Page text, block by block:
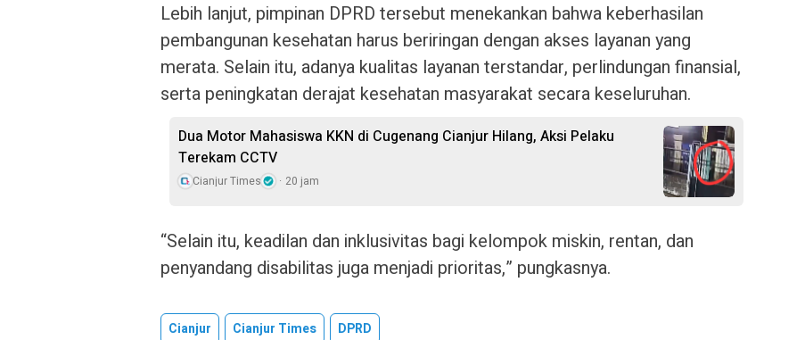
Lebih lanjut, pimpinan DPRD tersebut menekankan bahwa keberhasilan
pembangunan kesehatan harus beriringan dengan akses layanan yang
merata. Selain itu, adanya kualitas layanan terstandar, perlindungan finansial,
serta peningkatan derajat kesehatan masyarakat secara keseluruhan.
Dua Motor Mahasiswa KKN di Cugenang Cianjur Hilang, Aksi Pelaku
Terekam CCTV
Cianjur Times 20 jam
“Selain itu, keadilan dan inklusivitas bagi kelompok miskin, rentan, dan
penyandang disabilitas juga menjadi prioritas,” pungkasnya.
Cianjur Cianjur Times DPRD